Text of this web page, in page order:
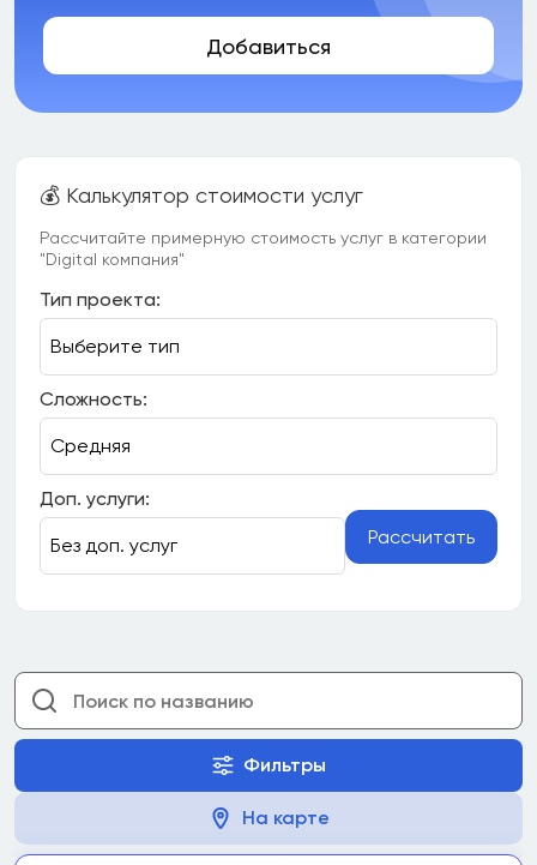
Добавиться
💰 Калькулятор стоимости услуг
Рассчитайте примерную стоимость услуг в категории
"Digital компания"
Тип проекта:
Сложность:
Доп. услуги:
Рассчитать
Фильтры
На карте